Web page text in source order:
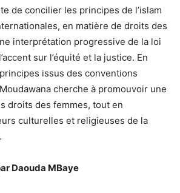
de concilier les principes de l’islam
en matière de droits des
interprétation progressive de la loi
sur l’équité et la justice. En
issus des conventions
cherche à promouvoir une
droits des femmes, tout en
culturelles et religieuses de la
Daouda MBaye